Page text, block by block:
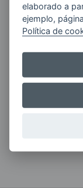
Si tienes
pedido
elaborado a
ejemplo,
Política de